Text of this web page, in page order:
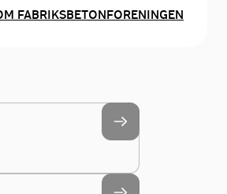
FABRIKSBETONFORENINGEN